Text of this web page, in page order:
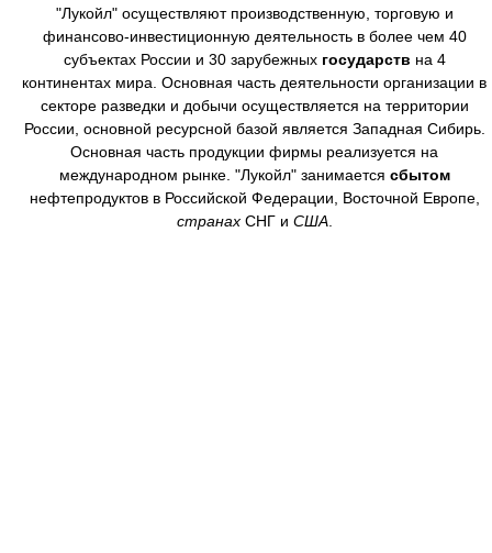
"Лукойл" осуществляют производственную, торговую и
финансово-инвестиционную деятельность в более чем 40
субъектах России и 30 зарубежных государств на 4
континентах мира. Основная часть деятельности организации в
секторе разведки и добычи осуществляется на территории
России, основной ресурсной базой является Западная Сибирь.
Основная часть продукции фирмы реализуется на
международном рынке. "Лукойл" занимается сбытом
нефтепродуктов в Российской Федерации, Восточной Европе,
странахСНГ и США.